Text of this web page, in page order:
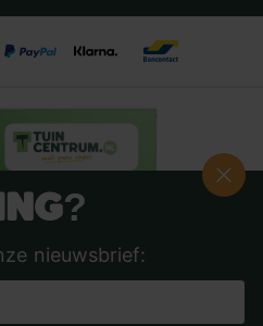
door3.862klanten
B.V.
nieuwsbrief: